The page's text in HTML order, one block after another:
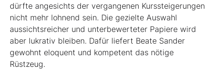
dürfte angesichts der vergangenen Kurssteiger­ungen
nicht mehr lohnend sein. Die gezielte Auswahl
aussichtsreicher und unterbewerteter Papiere wird
aber lukrativ bleiben. Dafür liefert Beate Sander
gewohnt eloquent und kompetent das nötige
Rüstzeug.